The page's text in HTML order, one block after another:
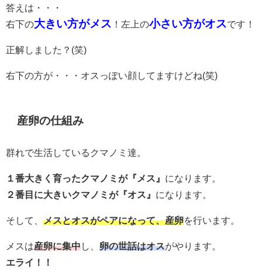
答えは・・・
右下の大きい方がメス ！左上の小さい方がオスです！
正解しました？(笑)
右下の方が・・・オスっぽい顔してますけどね(笑)
産卵の仕組み
群れで生活しているクマノミ達。
１番大きく育ったクマノミが『メス』 になります。
２番目に大きいクマノミが『オス』 になります。
そして、 メスとオスがペアになって、産卵を行います。
メスは産卵に集中し、 卵の世話はオスがやります。
エライ！！